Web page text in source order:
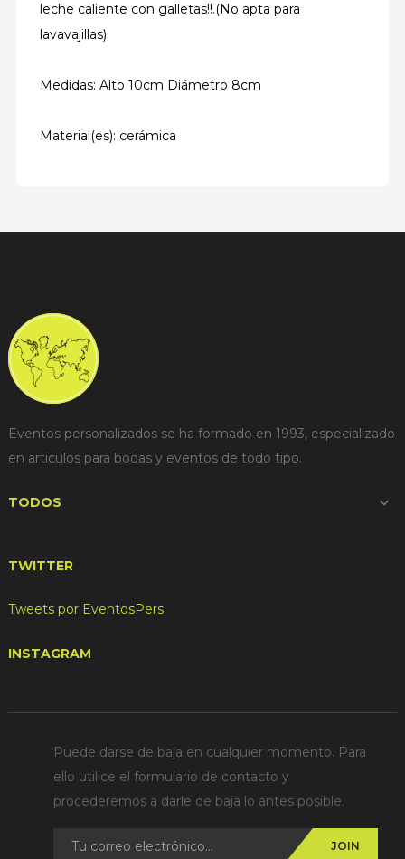
leche caliente con galletas!!.(No apta para
lavavajillas).
Medidas: Alto 10cm Diámetro 8cm
Material(es): cerámica
Eventos personalizados se ha formado en 1993, especializado
en articulos para bodas y eventos de todo tipo.
TODOS 
TWITTER
Tweets por EventosPers
INSTAGRAM
Puede darse de baja en cualquier momento. Para
ello utilice el formulario de contacto y
procederemos a darle de baja lo antes posible.
JOIN